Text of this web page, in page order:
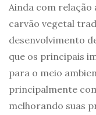
Ainda com relação
carvão vegetal
desenvolvimento
que os principais
para o meio
principalmente
melhorando suas